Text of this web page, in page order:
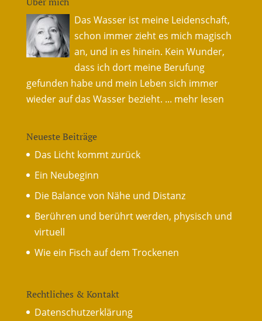
Das Wasser ist meine Leidenschaft,
schon immer zieht es mich magisch
an, und in es hinein. Kein Wunder,
dass ich dort meine Berufung
gefunden habe und mein Leben sich immer
wieder auf das Wasser bezieht. ... mehr lesen
Neueste Beiträge
Das Licht kommt zurück
Ein Neubeginn
Die Balance von Nähe und Distanz
Berühren und berührt werden, physisch und
virtuell
Wie ein Fisch auf dem Trockenen
Rechtliches & Kontakt
Datenschutzerklärung